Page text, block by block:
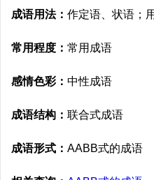
成语用法： 作定语、状语；
常用程度： 常用成语
感情色彩： 中性成语
成语结构： 联合式成语
成语形式： AABB式的成语